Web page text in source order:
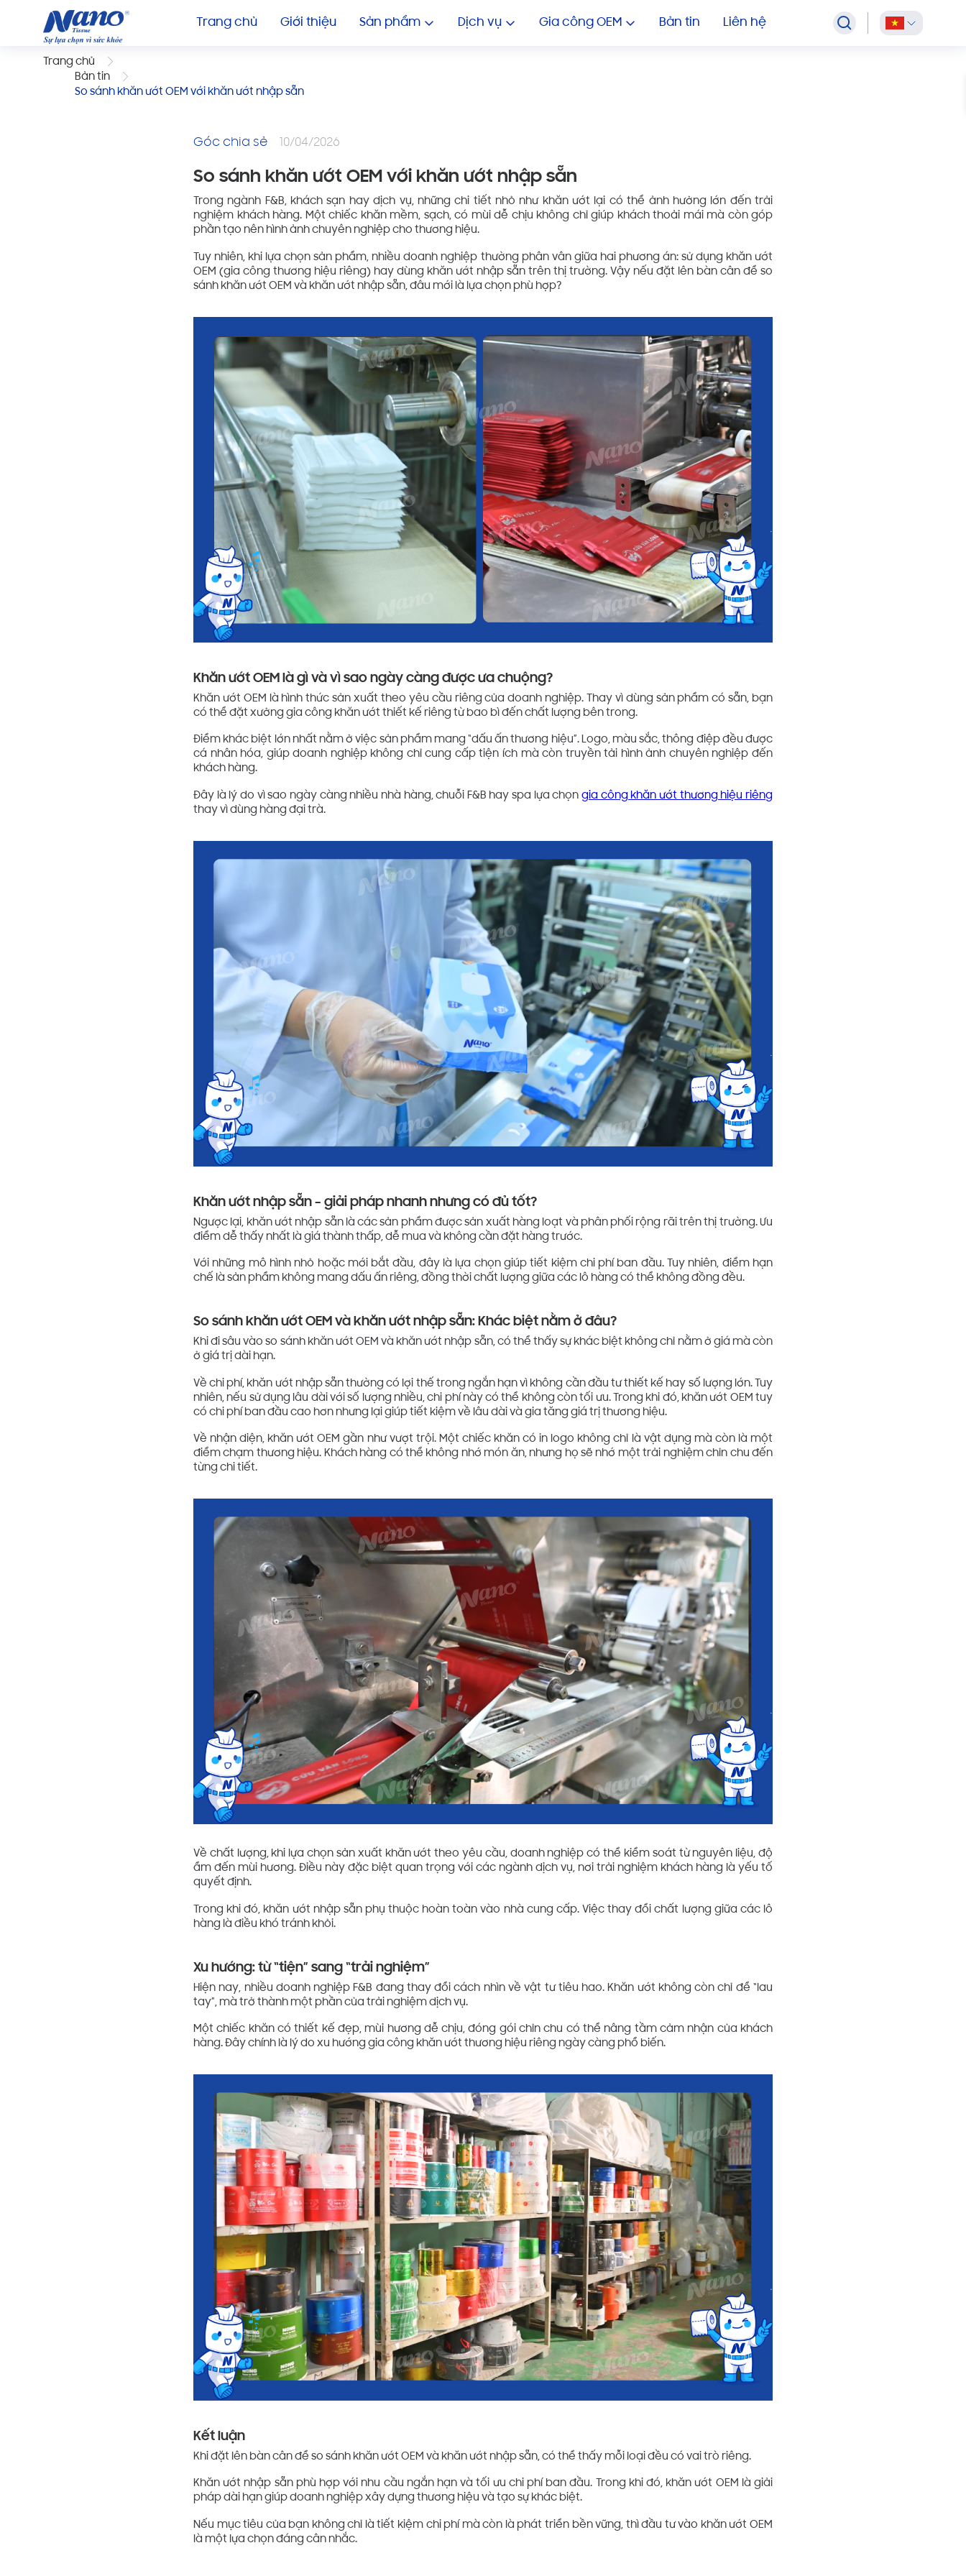
Trang chủ Giới thiệu Sản phẩm Dịch vụ
In Khăn Lạnh Giá Rẻ In Hộp Khăn Giấy Theo Yêu Cầu
Gia công OEM
GIA CÔNG KHĂN ƯỚT NHIỀU TỜ GIA CÔNG KHĂN GIẤY HỘP
Bản tin Liên hệ
Trang chủ
Bản tin
So sánh khăn ướt OEM với khăn ướt nhập sẵn
Góc chia sẻ 10/04/2026
So sánh khăn ướt OEM với khăn ướt nhập sẵn
Trong ngành F&B, khách sạn hay dịch vụ, những chi tiết nhỏ như khăn ướt lại có thể ảnh hưởng lớn đến trải
nghiệm khách hàng. Một chiếc khăn mềm, sạch, có mùi dễ chịu không chỉ giúp khách thoải mái mà còn góp
phần tạo nên hình ảnh chuyên nghiệp cho thương hiệu.
Tuy nhiên, khi lựa chọn sản phẩm, nhiều doanh nghiệp thường phân vân giữa hai phương án: sử dụng khăn ướt
OEM (gia công thương hiệu riêng) hay dùng khăn ướt nhập sẵn trên thị trường. Vậy nếu đặt lên bàn cân để so
sánh khăn ướt OEM và khăn ướt nhập sẵn, đâu mới là lựa chọn phù hợp?
Khăn ướt OEM là gì và vì sao ngày càng được ưa chuộng?
Khăn ướt OEM là hình thức sản xuất theo yêu cầu riêng của doanh nghiệp. Thay vì dùng sản phẩm có sẵn, bạn
có thể đặt xưởng gia công khăn ướt thiết kế riêng từ bao bì đến chất lượng bên trong.
Điểm khác biệt lớn nhất nằm ở việc sản phẩm mang “dấu ấn thương hiệu”. Logo, màu sắc, thông điệp đều được
cá nhân hóa, giúp doanh nghiệp không chỉ cung cấp tiện ích mà còn truyền tải hình ảnh chuyên nghiệp đến
khách hàng.
Đây là lý do vì sao ngày càng nhiều nhà hàng, chuỗi F&B hay spa lựa chọngia công khăn ướt thương hiệu riêng
thay vì dùng hàng đại trà.
Khăn ướt nhập sẵn – giải pháp nhanh nhưng có đủ tốt?
Ngược lại, khăn ướt nhập sẵn là các sản phẩm được sản xuất hàng loạt và phân phối rộng rãi trên thị trường. Ưu
điểm dễ thấy nhất là giá thành thấp, dễ mua và không cần đặt hàng trước.
Với những mô hình nhỏ hoặc mới bắt đầu, đây là lựa chọn giúp tiết kiệm chi phí ban đầu. Tuy nhiên, điểm hạn
chế là sản phẩm không mang dấu ấn riêng, đồng thời chất lượng giữa các lô hàng có thể không đồng đều.
So sánh khăn ướt OEM và khăn ướt nhập sẵn: Khác biệt nằm ở đâu?
Khi đi sâu vào so sánh khăn ướt OEM và khăn ướt nhập sẵn, có thể thấy sự khác biệt không chỉ nằm ở giá mà còn
ở giá trị dài hạn.
Về chi phí, khăn ướt nhập sẵn thường có lợi thế trong ngắn hạn vì không cần đầu tư thiết kế hay số lượng lớn. Tuy
nhiên, nếu sử dụng lâu dài với số lượng nhiều, chi phí này có thể không còn tối ưu. Trong khi đó, khăn ướt OEM tuy
có chi phí ban đầu cao hơn nhưng lại giúp tiết kiệm về lâu dài và gia tăng giá trị thương hiệu.
Về nhận diện, khăn ướt OEM gần như vượt trội. Một chiếc khăn có in logo không chỉ là vật dụng mà còn là một
điểm chạm thương hiệu. Khách hàng có thể không nhớ món ăn, nhưng họ sẽ nhớ một trải nghiệm chỉn chu đến
từng chi tiết.
Về chất lượng, khi lựa chọn sản xuất khăn ướt theo yêu cầu, doanh nghiệp có thể kiểm soát từ nguyên liệu, độ
ẩm đến mùi hương. Điều này đặc biệt quan trọng với các ngành dịch vụ, nơi trải nghiệm khách hàng là yếu tố
quyết định.
Trong khi đó, khăn ướt nhập sẵn phụ thuộc hoàn toàn vào nhà cung cấp. Việc thay đổi chất lượng giữa các lô
hàng là điều khó tránh khỏi.
Xu hướng: từ “tiện” sang “trải nghiệm”
Hiện nay, nhiều doanh nghiệp F&B đang thay đổi cách nhìn về vật tư tiêu hao. Khăn ướt không còn chỉ để “lau
tay”, mà trở thành một phần của trải nghiệm dịch vụ.
Một chiếc khăn có thiết kế đẹp, mùi hương dễ chịu, đóng gói chỉn chu có thể nâng tầm cảm nhận của khách
hàng. Đây chính là lý do xu hướng gia công khăn ướt thương hiệu riêng ngày càng phổ biến.
Kết luận
Khi đặt lên bàn cân để so sánh khăn ướt OEM và khăn ướt nhập sẵn, có thể thấy mỗi loại đều có vai trò riêng.
Khăn ướt nhập sẵn phù hợp với nhu cầu ngắn hạn và tối ưu chi phí ban đầu. Trong khi đó, khăn ướt OEM là giải
pháp dài hạn giúp doanh nghiệp xây dựng thương hiệu và tạo sự khác biệt.
Nếu mục tiêu của bạn không chỉ là tiết kiệm chi phí mà còn là phát triển bền vững, thì đầu tư vào khăn ướt OEM
là một lựa chọn đáng cân nhắc.